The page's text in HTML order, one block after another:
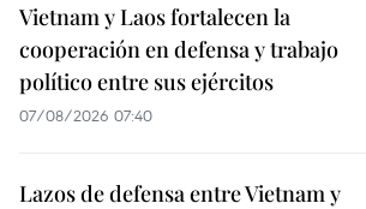
Vietnam y Laos fortalecen la
cooperación en defensa y trabajo
político entre sus ejércitos
07/08/2026 07:40
Lazos de defensa entre Vietnam y